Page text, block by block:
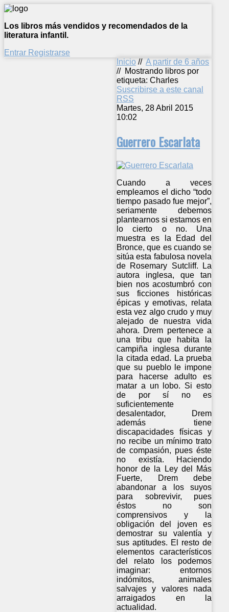
Los libros más vendidos y recomendados de la
literatura infantil.
Entrar Registrarse
Inicio // A partir de 6 años
// Mostrando libros por
etiqueta: Charles
Suscribirse a este canal
RSS
Martes, 28 Abril 2015
10:02
Guerrero Escarlata
Cuando a veces
empleamos el dicho “todo
tiempo pasado fue mejor”,
seriamente debemos
plantearnos si estamos en
lo cierto o no. Una
muestra es la Edad del
Bronce, que es cuando se
sitúa esta fabulosa novela
de Rosemary Sutcliff. La
autora inglesa, que tan
bien nos acostumbró con
sus ficciones históricas
épicas y emotivas, relata
esta vez algo crudo y muy
alejado de nuestra vida
ahora. Drem pertenece a
una tribu que habita la
campiña inglesa durante
la citada edad. La prueba
que su pueblo le impone
para hacerse adulto es
matar a un lobo. Si esto
de por sí no es
suficientemente
desalentador, Drem
además tiene
discapacidades físicas y
no recibe un mínimo trato
de compasión, pues éste
no existía. Haciendo
honor de la Ley del Más
Fuerte, Drem debe
abandonar a los suyos
para sobrevivir, pues
éstos no son
comprensivos y la
obligación del joven es
demostrar su valentía y
sus aptitudes. El resto de
elementos característicos
del relato los podemos
imaginar: entornos
indómitos, animales
salvajes y valores nada
arraigados en la
actualidad.